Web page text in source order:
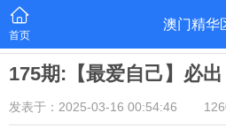
首页
澳门精华
175期:【最爱自己】必
发表于：2025-03-16 00:54:46